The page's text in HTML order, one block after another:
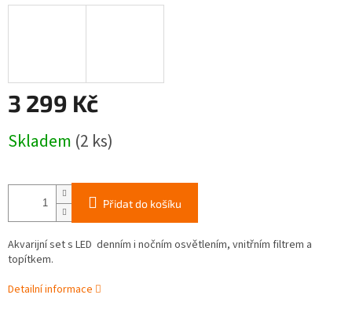
3 299 Kč
cena:
Skladem (2 ks)
Přidat do košíku
Akvarijní set s LED denním i nočním osvětlením, vnitřním filtrem a
topítkem.
Detailní informace